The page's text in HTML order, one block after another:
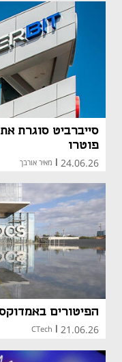
סייברביט סוגרת
פוטרו
24.06.26
| מאיר אורבך
הפיטורים
21.06.26
CTech